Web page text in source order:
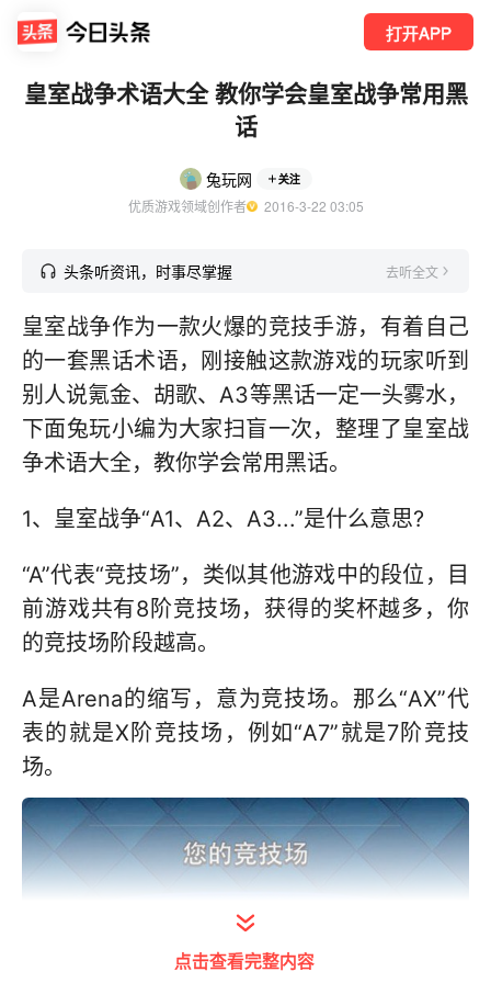
打开APP
皇室战争术语大全 教你学会皇室战争常用黑
话
兔玩网 关注
优质游戏领域创作者
  2016-3-22 03:05
头条听资讯，时事尽掌握 去听全文
皇室战争作为一款火爆的竞技手游，有着自己
的一套黑话术语，刚接触这款游戏的玩家听到
别人说氪金、胡歌、A3等黑话一定一头雾水，
下面兔玩小编为大家扫盲一次，整理了皇室战
争术语大全，教你学会常用黑话。
1、皇室战争“A1、A2、A3...”是什么意思?
“A”代表“竞技场”，类似其他游戏中的段位，目
前游戏共有8阶竞技场，获得的奖杯越多，你
的竞技场阶段越高。
A是Arena的缩写，意为竞技场。那么“AX”代
表的就是X阶竞技场，例如“A7”就是7阶竞技
场。
点击查看完整内容